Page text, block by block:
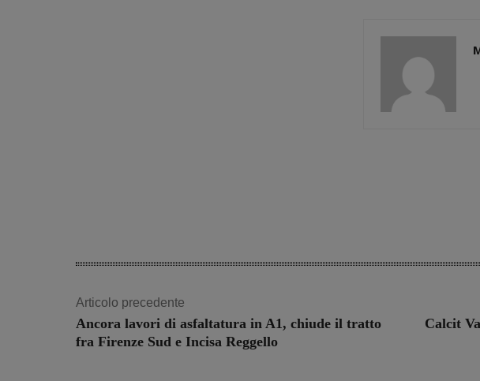
Articolo precedente
Ancora lavori di asfaltatura in A1, chiude il tratto
fra Firenze Sud e Incisa Reggello
Calcit